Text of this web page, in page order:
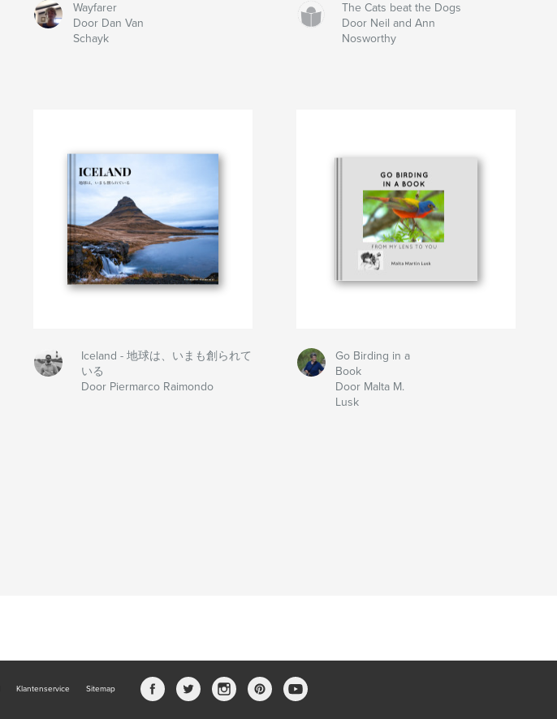
Wayfarer
Door Dan Van
Schayk
The Cats beat the Dogs
Door Neil and Ann
Nosworthy
Iceland - 地球は、いまも創られて
いる
Door Piermarco Raimondo
Go Birding in a
Book
Door Malta M.
Lusk
Klantenservice Sitemap